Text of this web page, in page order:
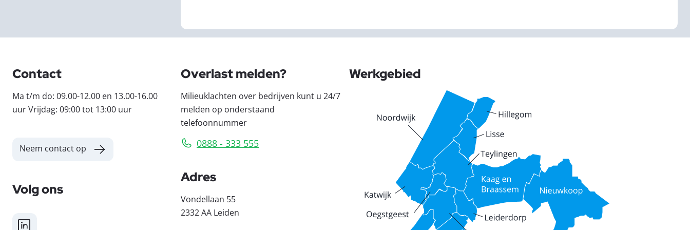
Contact
Ma t/m do: 09.00-12.00 en 13.00-16.00
uur Vrijdag: 09:00 tot 13:00 uur
Neem contact op
Volg ons
LinkedIn
Overlast melden?
Milieuklachten over bedrijven kunt u 24/7
melden op onderstaand
telefoonnummer
0888 - 333 555
Adres
Vondellaan 55
2332 AA Leiden
Werkgebied